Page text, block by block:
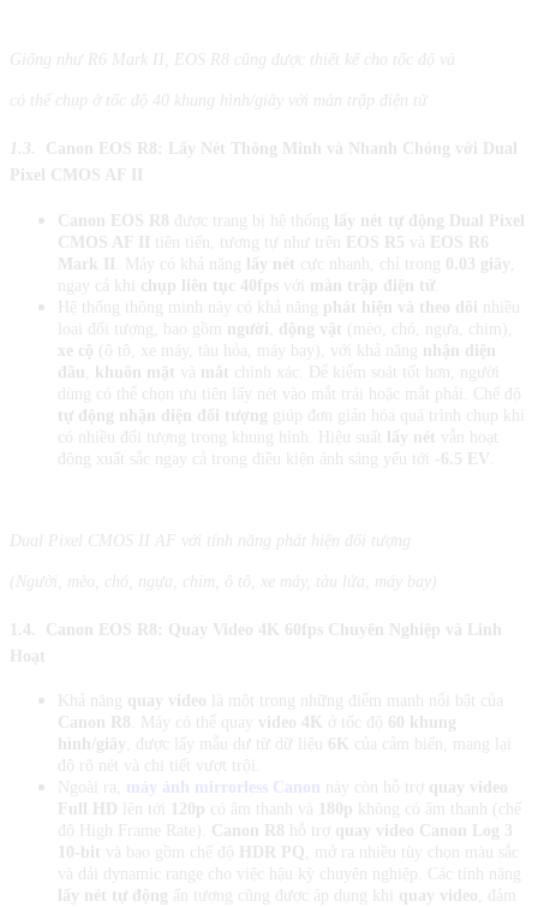
Giống như R6 Mark II, EOS R8 cũng được thiết kế cho tốc độ và
có thể chụp ở tốc độ 40 khung hình/giây với màn trập điện tử
1.3.
Canon EOS R8: Lấy Nét Thông Minh và Nhanh Chóng với Dual
Pixel CMOS AF II
Canon EOS R8 được trang bị hệ thống
lấy nét tự động Dual Pixel
CMOS AF II
tiên tiến, tương tự như trên EOS R5 và
EOS R6
Mark II
. Máy có khả năng lấy nét cực nhanh, chỉ trong 0.03 giây
ngay cả khi chụp liên tục 40fps với màn trập điện tử
Hệ thống thông minh này có khả năng phát hiện và theo dõi nhiều
loại đối tượng, bao gồm người động vật (mèo, chó, ngựa, chim),
xe cộ (ô tô, xe máy, tàu hỏa, máy bay), với khả năng nhận diện
đầu
khuôn mặt và mắt chính xác. Để kiểm soát tốt hơn, người
dùng có thể chọn ưu tiên lấy nét vào mắt trái hoặc mắt phải. Chế độ
tự động nhận diện đối tượng giúp đơn giản hóa quá trình chụp khi
có nhiều đối tượng trong khung hình. Hiệu suất
lấy nét vẫn hoạt
động xuất sắc ngay cả trong điều kiện ánh sáng yếu tới -6.5 EV
Dual Pixel CMOS II AF với tính năng phát hiện đối tượng
(Người, mèo, chó, ngựa, chim, ô tô, xe máy, tàu lửa, máy bay)
1.4. Canon EOS R8:
Quay Video 4K 60fps Chuyên Nghiệp và Linh
Hoạt
Khả năng quay video là một trong những điểm mạnh nổi bật của
Canon R8
. Máy có thể quay video 4K ở tốc độ 60 khung
hình/giây
, được lấy mẫu dư từ dữ liệu 6K của cảm biến, mang lại
độ rõ nét và chi tiết vượt trội.
Ngoài ra, máy ảnh mirrorless Canon này còn hỗ trợ quay video
Full HD lên tới 120p có âm thanh và 180p không có âm thanh (chế
độ High Frame Rate). Canon R8 hỗ trợ quay video Canon Log 3
10-bit và bao gồm chế độ HDR PQ , mở ra nhiều tùy chọn màu sắc
và dải dynamic range cho việc hậu kỳ chuyên nghiệp. Các tính năng
lấy nét tự động ấn tượng cũng được áp dụng khi quay video , đảm